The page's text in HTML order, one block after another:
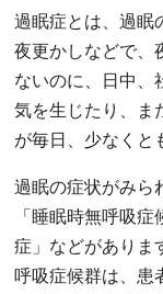
過眠症とは、過眠
夜更かしなどで、
ないのに、日中、
気を生じたり、ま
が毎日、少なくと
過眠の症状がみら
「睡眠時無呼吸
症」などがありま
呼吸症候群は、患